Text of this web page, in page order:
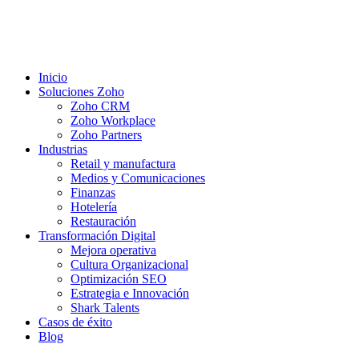
Inicio
Soluciones Zoho
Zoho CRM
Zoho Workplace
Zoho Partners
Industrias
Retail y manufactura
Medios y Comunicaciones
Finanzas
Hotelería
Restauración
Transformación Digital
Mejora operativa
Cultura Organizacional
Optimización SEO
Estrategia e Innovación
Shark Talents
Casos de éxito
Blog